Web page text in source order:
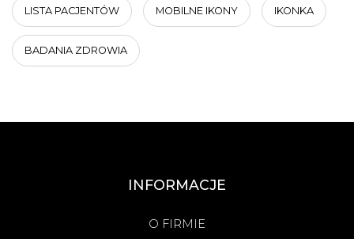
LISTA PACJENTÓW MOBILNE IKONY IKONKA
BADANIA ZDROWIA
INFORMACJE
O FIRMIE